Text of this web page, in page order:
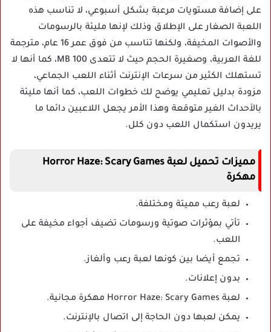
على إضافة مستويات مرعبة بشكل أسبوعي، لا تناسب هذه
اللعبة الصغار على الإطلاق وذلك لإنها مليئة بالرسومات
والأصوات المخيفة، ولكنها تناسب من فوق عمر 16 عام، مترجمة
للغة العربية، وصغيرة الحجم حيث لا تتعدى 100 MB، كما أنها لا
تستهلك الكثير من سرعات الإنترنت أثناء اللعب الجماعي،
مزودة بدليل تعليمي يوضح لك خطوات اللعب، كما أنها مليئة
بالأحداث الغير متوقعة وهذا الأمر يجعل اللاعبين دائما ما
يريدون استكمال اللعب دون كلل.
مميزات تحميل لعبة Horror Haze: Scary Games
مهكرة
لعبة رعب مميتة ومختلفة.
تأتي بمؤثرات صوتية ورسومات تضيف أجواء مخيفة على
اللعب.
تجمع أيضا بين كونها لعبة رعب وألغاز.
بدون إعلانات.
لعبة Horror Haze: Scary Games مهكرة مجانية.
يمكن لعبها دون الحاجة إلى اتصال بالإنترنت.